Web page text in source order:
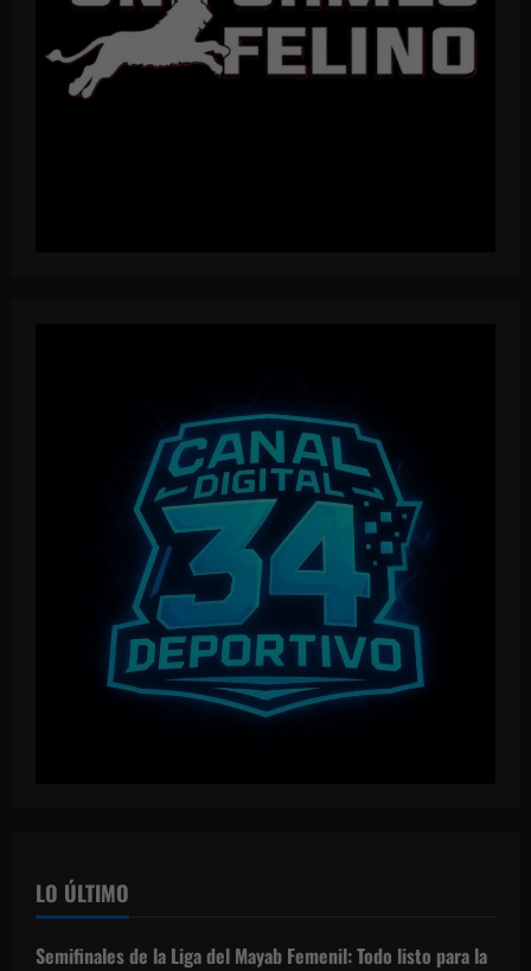
LO ÚLTIMO
Semifinales de la Liga del Mayab Femenil: Todo listo para la